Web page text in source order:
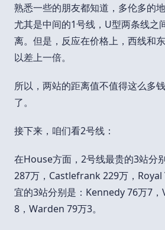
熟悉一些的朋友都知道，多伦多的
尤其是中间的1号线，U型两条线之
离。但是，反应在价格上，西线和
以差上一倍。
所以，两站的距离值不值得这么多
了。
接下来，咱们看2号线：
在House方面，2号线最贵的3站分
287万，Castlefrank 229万，Royal
宜的3站分别是：Kennedy 76万7
8，Warden 79万3。